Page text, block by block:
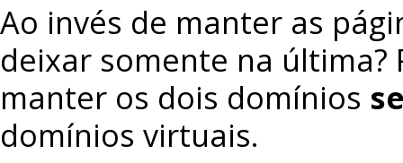
Ao invés de manter as
deixar somente na última?
manter os dois domínios
domínios virtuais.